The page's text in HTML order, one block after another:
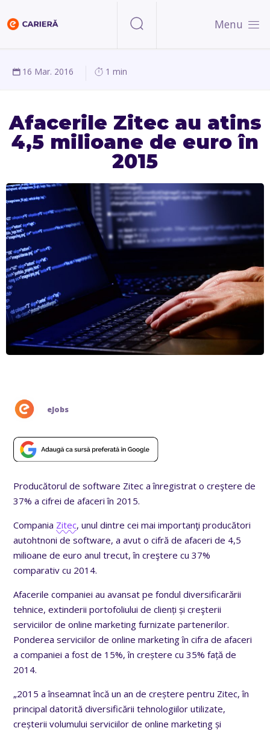
Menu
16 Mar. 2016 1 min
Afacerile Zitec au atins
4,5 milioane de euro în
2015
eJobs
Producătorul de software Zitec a înregistrat o creştere de
37% a cifrei de afaceri în 2015.
Compania Zitec, unul dintre cei mai importanţi producători
autohtnoni de software, a avut o cifră de afaceri de 4,5
milioane de euro anul trecut, în creştere cu 37%
comparativ cu 2014.
Afacerile companiei au avansat pe fondul diversificarării
tehnice, extinderii portofoliului de clienți și creşterii
serviciilor de online marketing furnizate partenerilor.
Ponderea serviciilor de online marketing în cifra de afaceri
a companiei a fost de 15%, în creștere cu 35% față de
2014.
„2015 a înseamnat încă un an de creștere pentru Zitec, în
principal datorită diversificării tehnologiilor utilizate,
creșterii volumului serviciilor de online marketing și